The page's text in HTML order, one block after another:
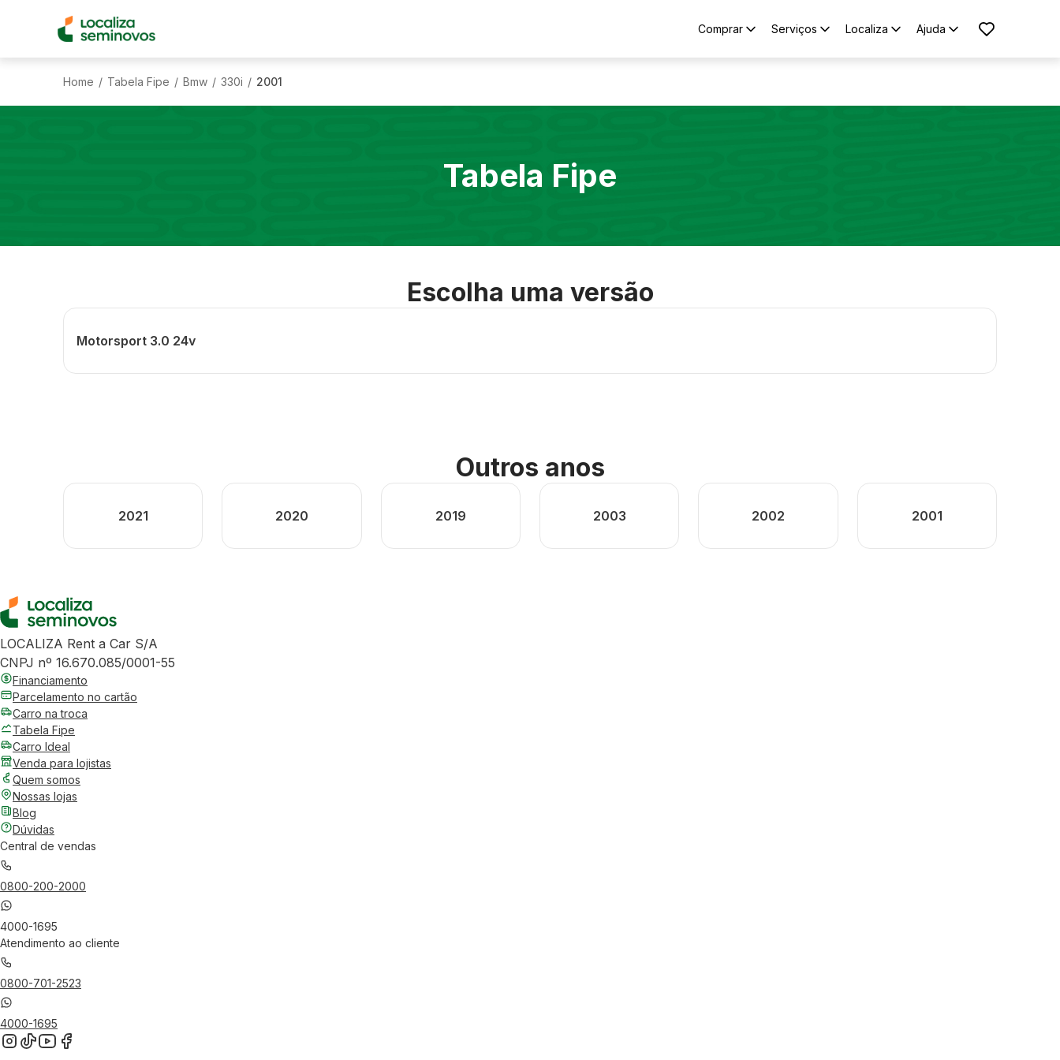
Comprar Serviços Localiza Ajuda
Home / Tabela Fipe / Bmw / 330i / 2001
Tabela Fipe
Escolha uma versão
Motorsport 3.0 24v
Outros anos
2021 2020 2019 2003 2002 2001
LOCALIZA Rent a Car S/A
CNPJ nº 16.670.085/0001-55
Financiamento
Parcelamento no cartão
Carro na troca
Tabela Fipe
Carro Ideal
Venda para lojistas
Quem somos
Nossas lojas
Blog
Dúvidas
Central de vendas
0800-200-2000
4000-1695
Atendimento ao cliente
0800-701-2523
4000-1695